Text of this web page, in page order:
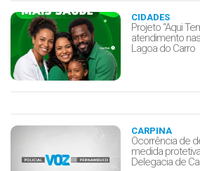
CIDADES
Projeto “Aqui
atendimento
Lagoa do Carro
CARPINA
Ocorrência de
medida
Delegacia de